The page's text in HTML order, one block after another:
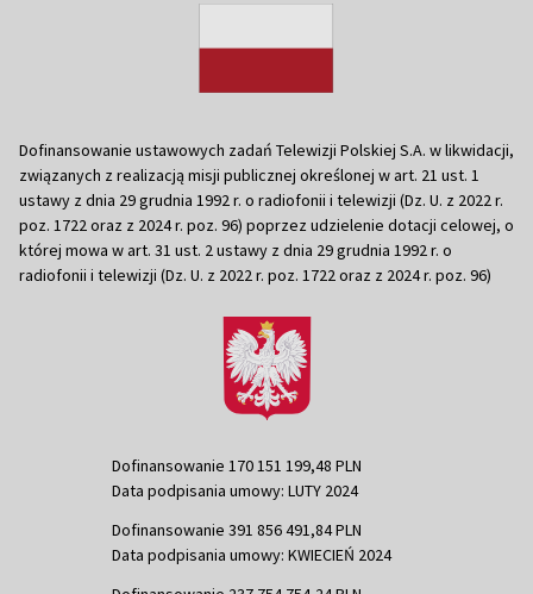
Dofinansowanie ustawowych zadań Telewizji Polskiej S.A. w likwidacji,
związanych z realizacją misji publicznej określonej w art. 21 ust. 1
ustawy z dnia 29 grudnia 1992 r. o radiofonii i telewizji (Dz. U. z 2022 r.
poz. 1722 oraz z 2024 r. poz. 96) poprzez udzielenie dotacji celowej, o
której mowa w art. 31 ust. 2 ustawy z dnia 29 grudnia 1992 r. o
radiofonii i telewizji (Dz. U. z 2022 r. poz. 1722 oraz z 2024 r. poz. 96)
Dofinansowanie 170 151 199,48 PLN
Data podpisania umowy: LUTY 2024
Dofinansowanie 391 856 491,84 PLN
Data podpisania umowy: KWIECIEŃ 2024